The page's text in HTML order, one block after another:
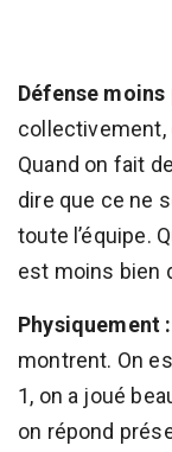
Défense
collectivement,
Quand on fait
dire que ce ne
toute l’équipe.
est moins bien
Physiquement :
montrent. On
1, on a joué
on répond